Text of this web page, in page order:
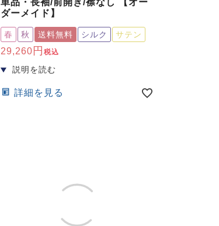
単品・長袖/前開き/襟なし 【オー
ダーメイド】
春 秋 送料無料 シルク サテン
29,260 税込
詳細を見る